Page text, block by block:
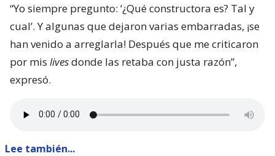
“Yo siempre pregunto: ‘¿Qué constructora es? Tal y
cual’. Y algunas que dejaron varias embarradas, ¡se
han venido a arreglarla! Después que me criticaron
por mis livesdonde las retaba con justa razón”,
expresó.
Lee también...